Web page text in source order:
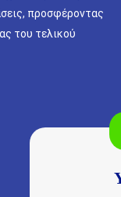
προσφέροντας
του τελικού